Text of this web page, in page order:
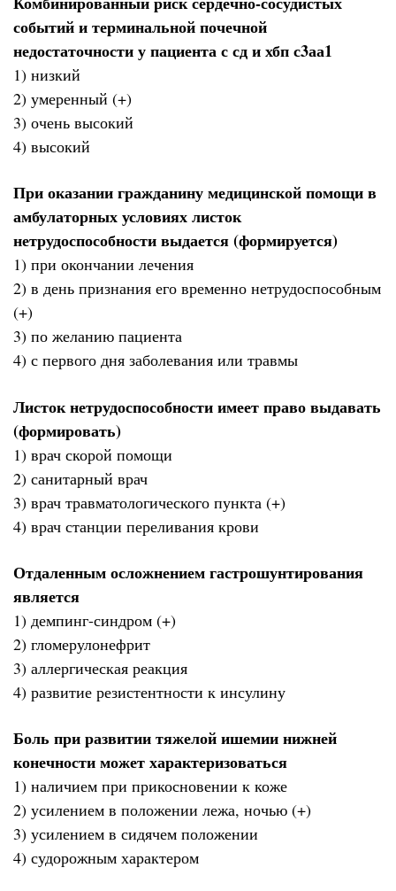
событий и терминальной почечной
недостаточности у пациента с сд и хбп с3аа1
1) низкий
2) умеренный (+)
3) очень высокий
4) высокий
При оказании гражданину медицинской помощи в
амбулаторных условиях листок
нетрудоспособности выдается (формируется)
1) при окончании лечения
2) в день признания его временно нетрудоспособным
(+)
3) по желанию пациента
4) с первого дня заболевания или травмы
Листок нетрудоспособности имеет право выдавать
(формировать)
1) врач скорой помощи
2) санитарный врач
3) врач травматологического пункта (+)
4) врач станции переливания крови
Отдаленным осложнением гастрошунтирования
является
1) демпинг-синдром (+)
2) гломерулонефрит
3) аллергическая реакция
4) развитие резистентности к инсулину
Боль при развитии тяжелой ишемии нижней
конечности может характеризоваться
1) наличием при прикосновении к коже
2) усилением в положении лежа, ночью (+)
3) усилением в сидячем положении
4) судорожным характером